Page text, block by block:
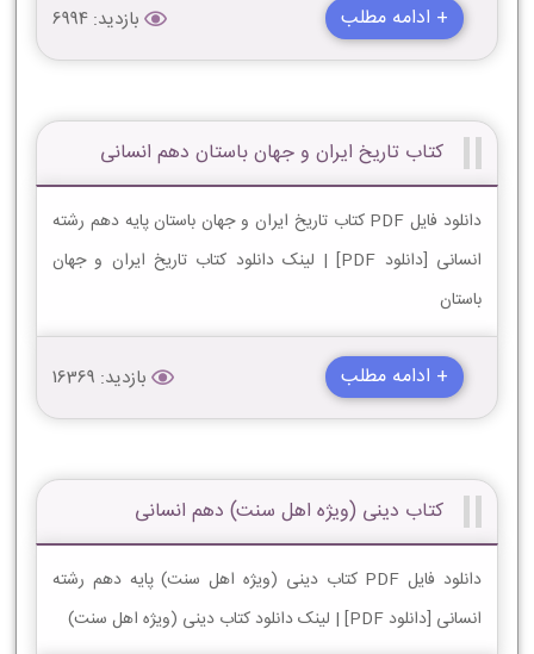
+ ادامه مطلب بازدید: 6994
کتاب تاریخ ایران و جهان باستان دهم انسانی
دانلود فایل PDF کتاب تاریخ ایران و جهان باستان پایه دهم رشته
انسانی [دانلود PDF] | لینک دانلود کتاب تاریخ ایران و جهان
باستان
+ ادامه مطلب بازدید: 16369
کتاب دینی (ویژه اهل سنت) دهم انسانی
دانلود فایل PDF کتاب دینی (ویژه اهل سنت) پایه دهم رشته
انسانی [دانلود PDF] | لینک دانلود کتاب دینی (ویژه اهل سنت)